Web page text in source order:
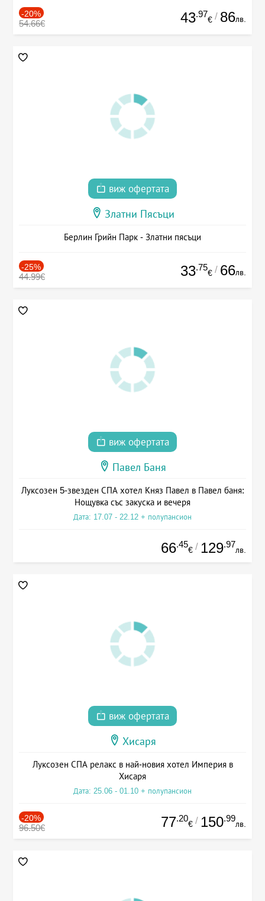
-20%
54.66€ 43.97
€ / 86лв.
виж офертата
Златни Пясъци
Берлин Грийн Парк - Златни пясъци
-25%
44.99€ 33.75
€ / 66лв.
виж офертата
Павел Баня
Луксозен 5-звезден СПА хотел Княз Павел в Павел баня:
Нощувка със закуска и вечеря
Дата: 17.07 - 22.12 + полупансион
66.45
€ / 129.97
лв.
виж офертата
Хисаря
Луксозен СПА релакс в най-новия хотел Империя в
Хисаря
Дата: 25.06 - 01.10 + полупансион
-20%
96.50€ 77.20
€ / 150.99
лв.